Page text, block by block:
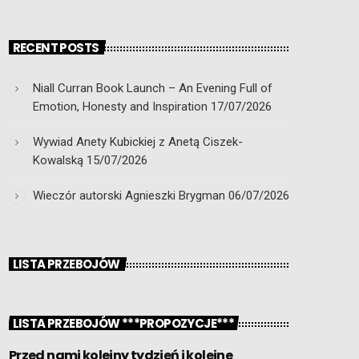
RECENT POSTS
Niall Curran Book Launch – An Evening Full of
Emotion, Honesty and Inspiration 17/07/2026
Wywiad Anety Kubickiej z Anetą Ciszek-
Kowalską 15/07/2026
Wieczór autorski Agnieszki Brygman 06/07/2026
LISTA PRZEBOJÓW
LISTA PRZEBOJÓW ***PROPOZYCJE***